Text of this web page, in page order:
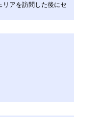
リアを訪問した後にセ